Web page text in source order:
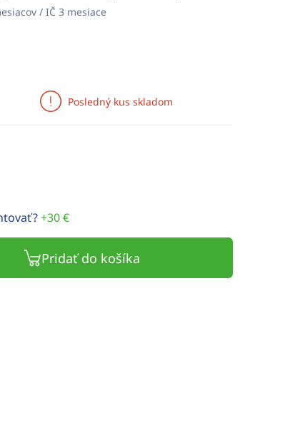
/ IČ 3 mesiace
Posledný kus skladom
+30 €
Pridať do košíka